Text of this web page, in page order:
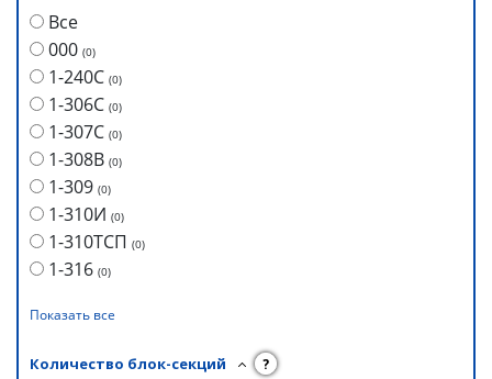
Все
000 (0)
1-240С (0)
1-306С (0)
1-307С (0)
1-308В (0)
1-309 (0)
1-310И (0)
1-310ТСП (0)
1-316 (0)
Показать все
Количество блок-секций ?